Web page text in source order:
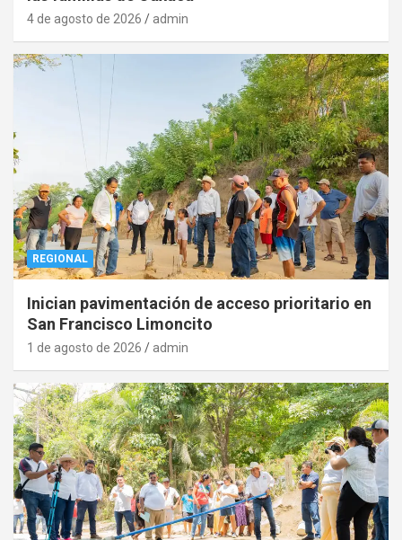
4 de agosto de 2026 admin
REGIONAL
Inician pavimentación de acceso prioritario en
San Francisco Limoncito
1 de agosto de 2026 admin